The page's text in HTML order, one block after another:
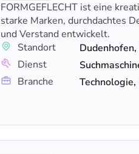
FORMGEFLECHT ist eine
starke Marken, durchdachtes
und Verstand entwickelt.
Standort
Dienst
Branche